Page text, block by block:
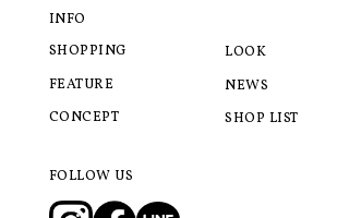
INFO
SHOPPING
FEATURE
CONCEPT
LOOK
NEWS
SHOP LIST
FOLLOW US